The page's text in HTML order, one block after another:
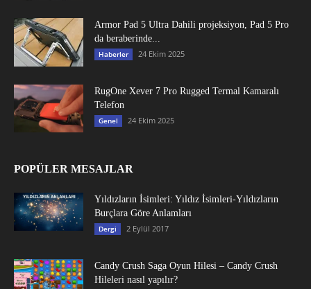
Armor Pad 5 Ultra Dahili projeksiyon, Pad 5 Pro
da beraberinde...
Haberler 24 Ekim 2025
RugOne Xever 7 Pro Rugged Termal Kamaralı
Telefon
Genel 24 Ekim 2025
POPÜLER MESAJLAR
Yıldızların İsimleri: Yıldız İsimleri-Yıldızların
Burçlara Göre Anlamları
Dergi 2 Eylül 2017
Candy Crush Saga Oyun Hilesi – Candy Crush
Hileleri nasıl yapılır?